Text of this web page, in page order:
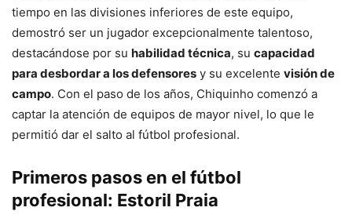
tiempo en las divisiones inferiores de este equipo,
demostró ser un jugador excepcionalmente talentoso,
destacándose por su habilidad técnica, su capacidad
para desbordar a los defensores y su excelente visión de
campo. Con el paso de los años, Chiquinho comenzó a
captar la atención de equipos de mayor nivel, lo que le
permitió dar el salto al fútbol profesional.
Primeros pasos en el fútbol
profesional: Estoril Praia